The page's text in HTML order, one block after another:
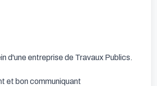
d'une entreprise de Travaux Publics.
et bon communiquant